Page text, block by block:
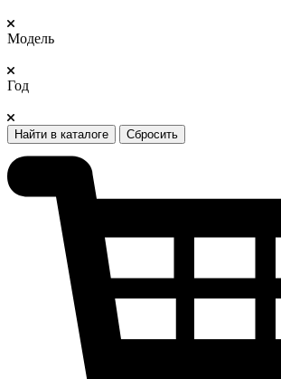
Модель
Год
Найти в каталоге Сбросить